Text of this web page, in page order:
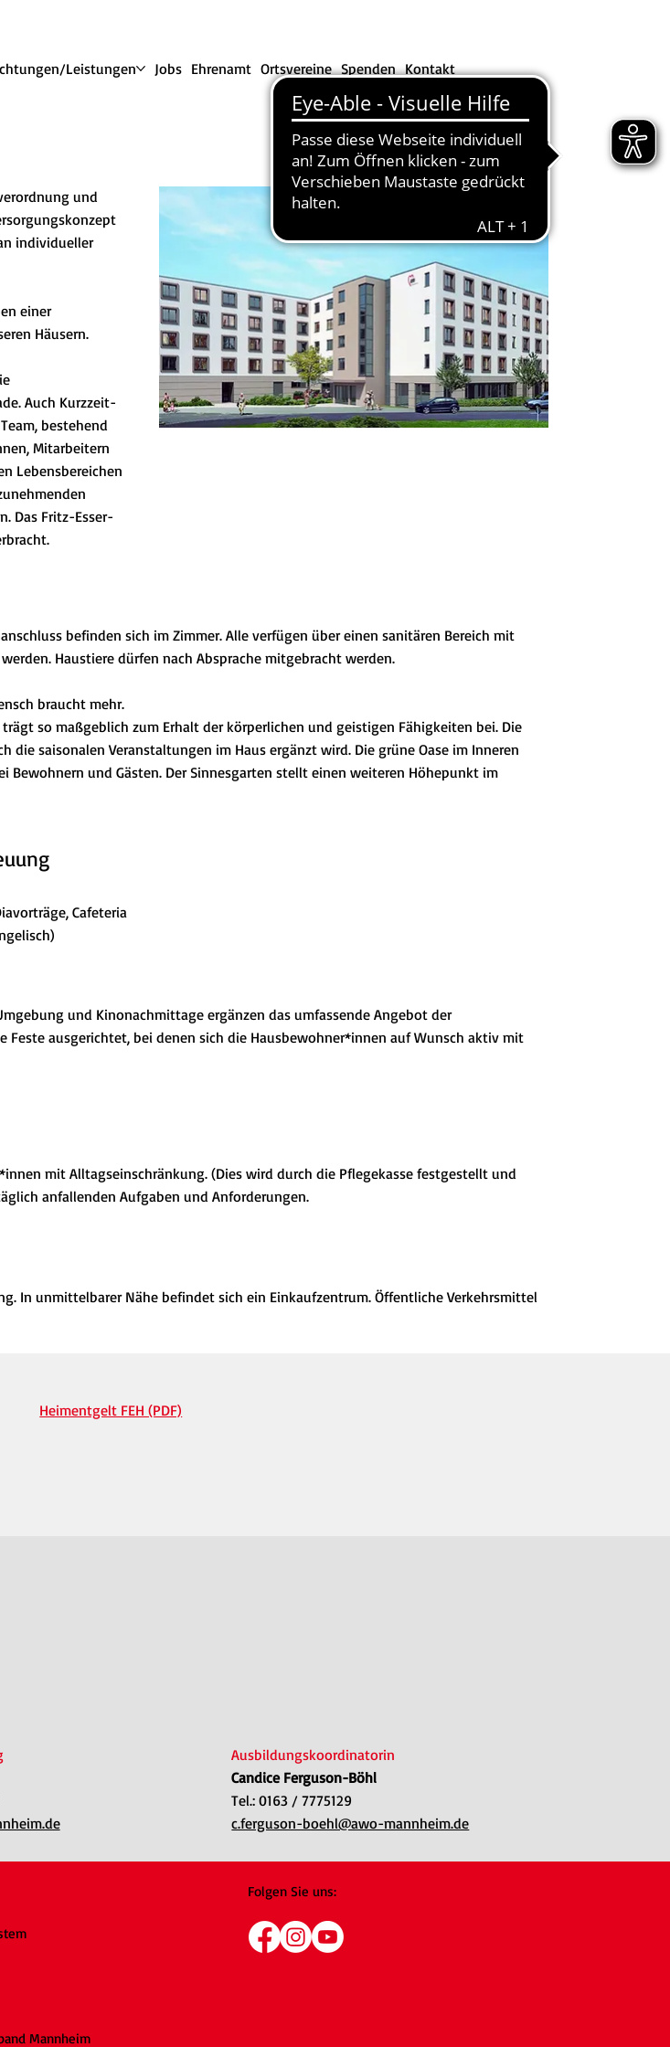
Leistungen Jobs Ehrenamt Ortsvereine Spenden Kontakt
und
individueller
einer
Häusern.
Auch Kurzzeit-
bestehend
Mitarbeitern
Lebensbereichen
Das Fritz-Esser-
befinden sich im Zimmer. Alle verfügen über einen sanitären Bereich mit
Haustiere dürfen nach Absprache mitgebracht werden.
braucht mehr.
so maßgeblich zum Erhalt der körperlichen und geistigen Fähigkeiten bei. Die
saisonalen Veranstaltungen im Haus ergänzt wird. Die grüne Oase im Inneren
und Gästen. Der Sinnesgarten stellt einen weiteren Höhepunkt im
Cafeteria
und Kinonachmittage ergänzen das umfassende Angebot der
ausgerichtet, bei denen sich die Hausbewohner*innen auf Wunsch aktiv mit
mit Alltagseinschränkung. (Dies wird durch die Pflegekasse festgestellt und
anfallenden Aufgaben und Anforderungen.
In unmittelbarer Nähe befindet sich ein Einkaufzentrum. Öffentliche Verkehrsmittel
Heimentgelt FEH (PDF)
Ausbildungskoordinatorin
Candice Ferguson-Böhl
Tel.: 0163 / 7775129
c.ferguson-boehl@awo-mannheim.de
Mannheim
Folgen Sie uns: